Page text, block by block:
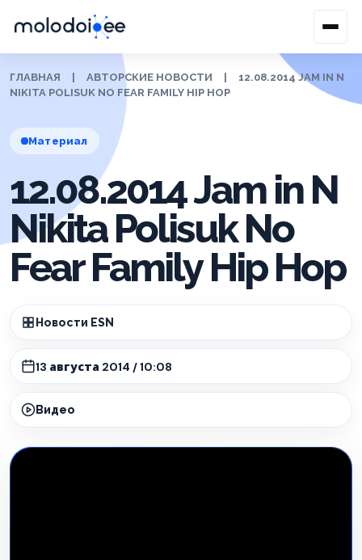
ГЛАВНАЯ АВТОРСКИЕ НОВОСТИ
12.08.2014 JAM IN N
NIKITA POLISUK NO FEAR FAMILY HIP HOP
Материал
12.08.2014 Jam in N
Nikita Polisuk No
Fear Family Hip Hop
Новости ESN
13 августа 2014 / 10:08
Видео